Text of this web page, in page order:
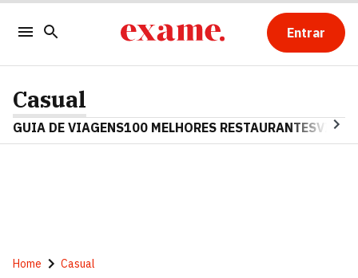
Entrar
Casual
GUIA DE VIAGENS100 MELHORES RESTAURANTES
Home Casual